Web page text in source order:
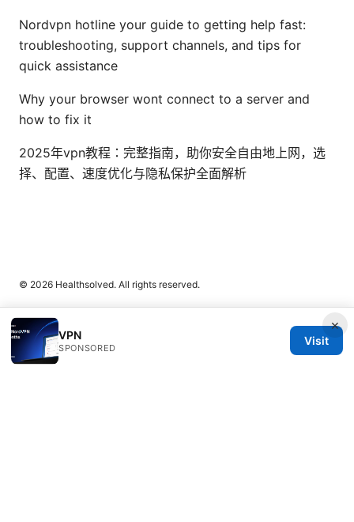
Nordvpn hotline your guide to getting help fast:
troubleshooting, support channels, and tips for
quick assistance
Why your browser wont connect to a server and
how to fix it
2025年vpn教程：完整指南，助你安全自由地上网，选
择、配置、速度优化与隐私保护全面解析
×
VPN
SPONSORED
Visit
© 2026 Healthsolved. All rights reserved.